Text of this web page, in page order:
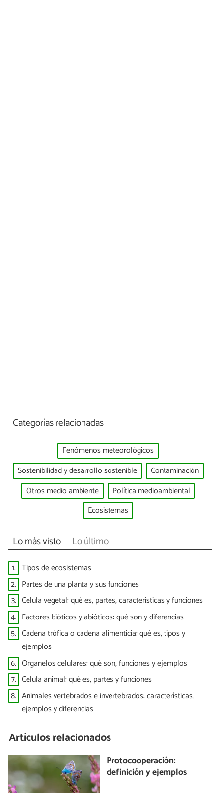
Categorías relacionadas
Fenómenos meteorológicos
Sostenibilidad y desarrollo sostenible
Contaminación
Otros medio ambiente
Política medioambiental
Ecosistemas
Lo más visto Lo último
1. Tipos de ecosistemas
2. Partes de una planta y sus funciones
3. Célula vegetal: qué es, partes, características y funciones
4. Factores bióticos y abióticos: qué son y diferencias
5. Cadena trófica o cadena alimenticia: qué es, tipos y
ejemplos
6. Organelos celulares: qué son, funciones y ejemplos
7. Célula animal: qué es, partes y funciones
8. Animales vertebrados e invertebrados: características,
ejemplos y diferencias
Artículos relacionados
Protocooperación:
definición y ejemplos